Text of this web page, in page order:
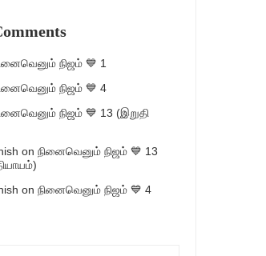
நிஜம் 💙 1
நிஜம் 💙 4
நிஜம் 💙 13 (இறுதி
on நினைவெனும் நிஜம் 💙 13
on நினைவெனும் நிஜம் 💙 4